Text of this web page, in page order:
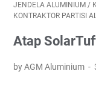
JENDELA ALUMINIUM /
KONTRAKTOR PARTISI
Atap
by AGM Aluminium